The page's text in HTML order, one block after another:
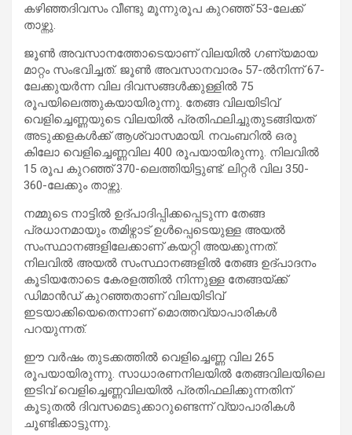
കഴിഞ്ഞദിവസം വീണ്ടു മൂന്നുരൂപ കുറഞ്ഞ് 53-ലേക്ക്
താഴ്ന്നു.
ജൂൺ അവസാനത്തോടെയാണ് വിലയിൽ ഗണ്യമായ
മാറ്റം സംഭവിച്ചത്. ജൂൺ അവസാനവാരം 57-ൽനിന്ന് 67-
ലേക്കുയർന്ന വില ദിവസങ്ങൾക്കുള്ളിൽ 75
രൂപയിലെത്തുകയായിരുന്നു. തേങ്ങ വിലയിടിവ്
വെളിച്ചെണ്ണയുടെ വിലയിൽ പ്രതിഫലിച്ചുതുടങ്ങിയത്
അടുക്കളകൾക്ക് ആശ്വാസമായി. നവംബറിൽ ഒരു
കിലോ വെളിച്ചെണ്ണവില 400 രൂപയായിരുന്നു. നിലവിൽ
15 രൂപ കുറഞ്ഞ് 370-ലെത്തിയിട്ടുണ്ട്. ലിറ്റർ വില 350-
360-ലേക്കും താഴ്ന്നു.
നമ്മുടെ നാട്ടിൽ ഉദ്പാദിപ്പിക്കപ്പെടുന്ന തേങ്ങ
പ്രധാനമായും തമിഴ്നാട് ഉൾപ്പെടെയുള്ള അയൽ
സംസ്ഥാനങ്ങളിലേക്കാണ് കയറ്റി അയക്കുന്നത്.
നിലവിൽ അയൽ സംസ്ഥാനങ്ങളിൽ തേങ്ങ ഉദ്പാദനം
കൂടിയതോടെ കേരളത്തിൽ നിന്നുള്ള തേങ്ങയ്ക്ക്
ഡിമാൻഡ് കുറഞ്ഞതാണ് വിലയിടിവ്
ഇടയാക്കിയെതെന്നാണ് മൊത്തവ്യാപാരികൾ
പറയുന്നത്.
ഈ വർഷം തുടക്കത്തിൽ വെളിച്ചെണ്ണ വില 265
രൂപയായിരുന്നു. സാധാരണനിലയിൽ തേങ്ങവിലയിലെ
ഇടിവ് വെളിച്ചെണ്ണവിലയിൽ പ്രതിഫലിക്കുന്നതിന്
കൂടുതൽ ദിവസമെടുക്കാറുണ്ടെന്ന് വ്യാപാരികൾ
ചൂണ്ടിക്കാട്ടുന്നു.